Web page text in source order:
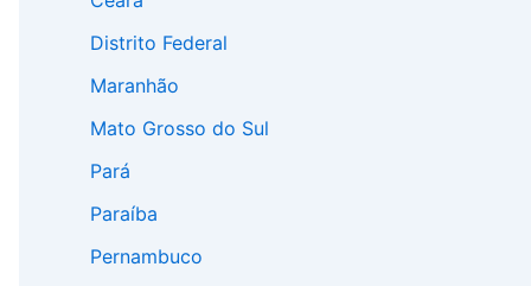
Distrito Federal
Maranhão
Mato Grosso do Sul
Pará
Paraíba
Pernambuco